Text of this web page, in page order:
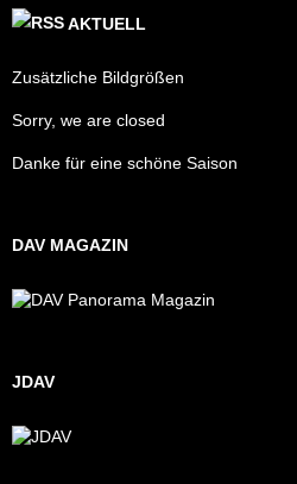
AKTUELL
Zusätzliche Bildgrößen
Sorry, we are closed
Danke für eine schöne Saison
DAV MAGAZIN
JDAV